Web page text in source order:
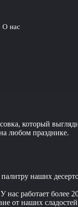
О нас
который
любом празднике.
наших
работает более
от наших